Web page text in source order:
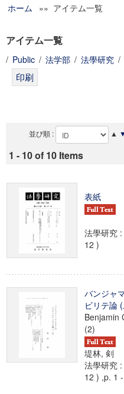
グローバルリサーチイ
科学研究費補助金研究
慶應義塾大学グロー
ホーム »» アイテム一覧
アイテム一覧
/ Public / 法学部 / 法學研究 /
並び順 : ▲
1 - 10 of 10 Items
表紙
法學研究
12 )
バンジャ
ビリテ論
Benjamin
(2)
堤林, 剣
法學研究
12 ) ,p. 1